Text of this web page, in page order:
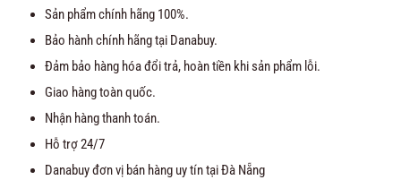
Sản phẩm chính hãng 100%.
Bảo hành chính hãng tại Danabuy.
Đảm bảo hàng hóa đổi trả, hoàn tiền khi sản phẩm lỗi.
Giao hàng toàn quốc.
Nhận hàng thanh toán.
Hỗ trợ 24/7
Danabuy đơn vị bán hàng uy tín tại Đà Nẵng